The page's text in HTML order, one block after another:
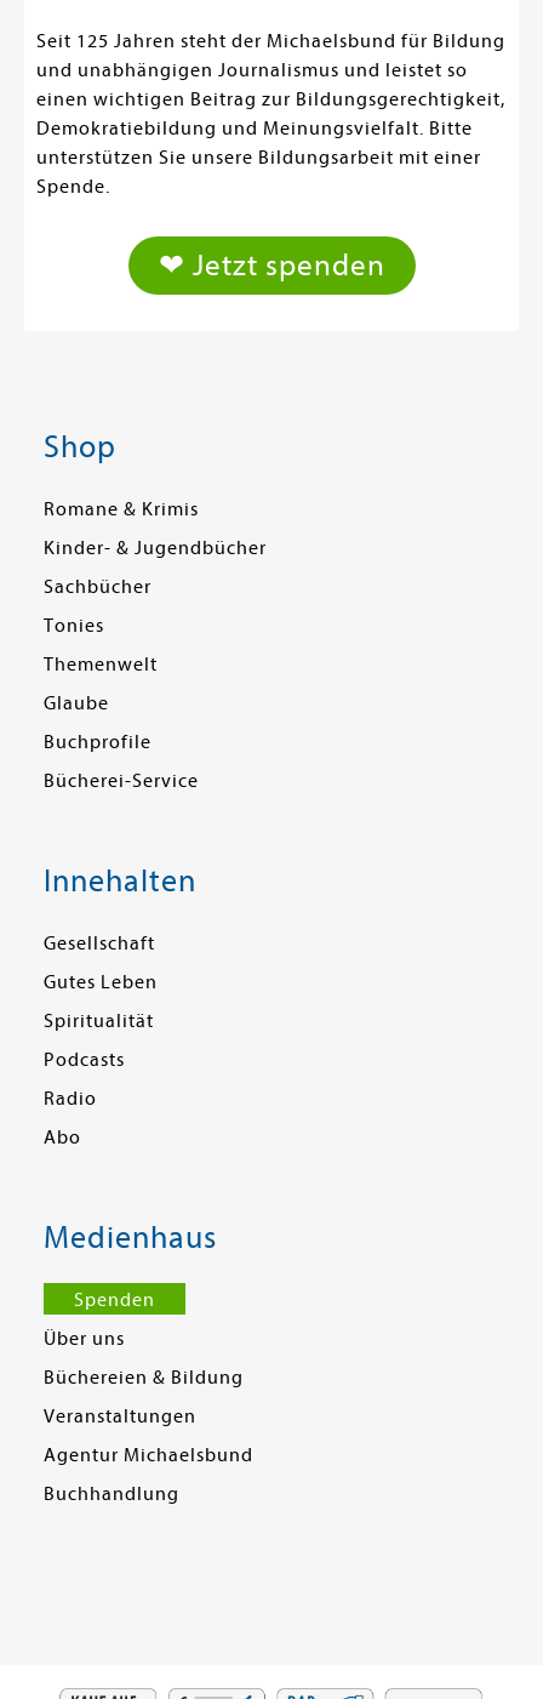
Seit 125 Jahren steht der Michaelsbund für Bildung
und unabhängigen Journalismus und leistet so
einen wichtigen Beitrag zur Bildungsgerechtigkeit,
Demokratiebildung und Meinungsvielfalt. Bitte
unterstützen Sie unsere Bildungsarbeit mit einer
Spende.
❤ Jetzt spenden
Shop
Romane & Krimis
Kinder- & Jugendbücher
Sachbücher
Tonies
Themenwelt
Glaube
Buchprofile
Bücherei-Service
Innehalten
Gesellschaft
Gutes Leben
Spiritualität
Podcasts
Radio
Abo
Medienhaus
Spenden
Über uns
Büchereien & Bildung
Veranstaltungen
Agentur Michaelsbund
Buchhandlung